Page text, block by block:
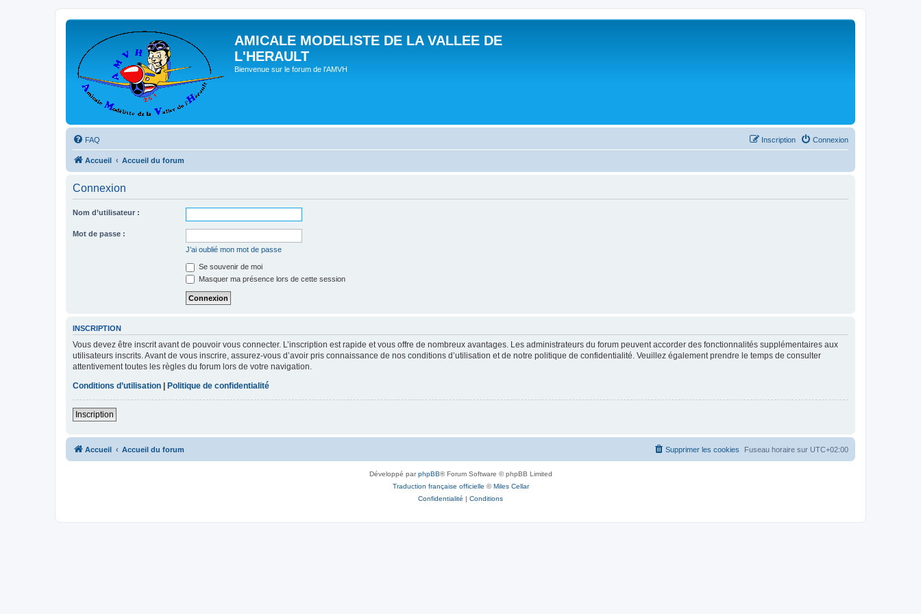
AMICALE MODELISTE DE LA VALLEE DE
L'HERAULT
Bienvenue sur le forum de l'AMVH
FAQ Connexion
Inscription
Accueil Accueil du forum
Connexion
Nom d’utilisateur :
Mot de passe :
J’ai oublié mon mot de passe
Se souvenir de moi
Masquer ma présence lors de cette session
INSCRIPTION
Vous devez être inscrit avant de pouvoir vous connecter. L’inscription est rapide et vous offre de nombreux avantages. Les administrateurs du forum peuvent accorder des fonctionnalités supplémentaires aux
utilisateurs inscrits. Avant de vous inscrire, assurez-vous d’avoir pris connaissance de nos conditions d’utilisation et de notre politique de confidentialité. Veuillez également prendre le temps de consulter
attentivement toutes les règles du forum lors de votre navigation.
Conditions d’utilisation | Politique de confidentialité
Inscription
Accueil Accueil du forum Fuseau horaire sur UTC+02:00
Supprimer les cookies
Développé parphpBB® Forum Software © phpBB Limited
Traduction française officielle ©Miles Cellar
Confidentialité | Conditions